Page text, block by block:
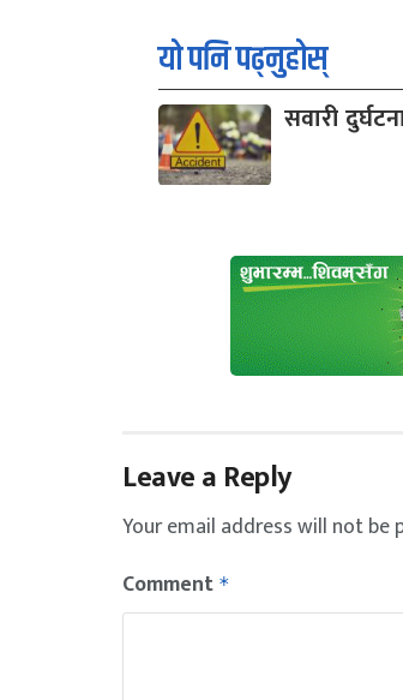
यो पनि पढ्नुहोस्
सवारी
Leave a Reply
Your email address will not be
Comment *